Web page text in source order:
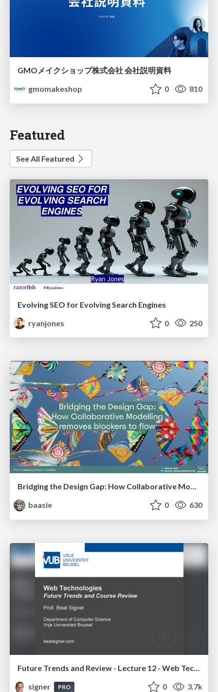
GMOメイクショップ株式会社 会社説明資料
gmomakeshop
0 810
Featured
See All Featured
Evolving SEO for Evolving Search Engines
ryanjones
0 250
Bridging the Design Gap: How Collaborative Modelling removes blockers to flow between stakeholders and teams @FastFlow conf
baasie
0 630
Future Trends and Review - Lecture 12 - Web Technologies (1019888BNR)
signer
PRO 0 3.7k